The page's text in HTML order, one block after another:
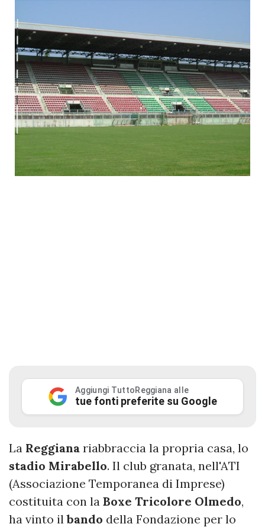
Aggiungi TuttoReggiana alle
tue fonti preferite su Google
La Reggiana riabbraccia la propria casa, lo
stadio Mirabello. Il club granata, nell'ATI
(Associazione Temporanea di Imprese)
costituita con la Boxe Tricolore Olmedo,
ha vinto ilbando della Fondazione per lo